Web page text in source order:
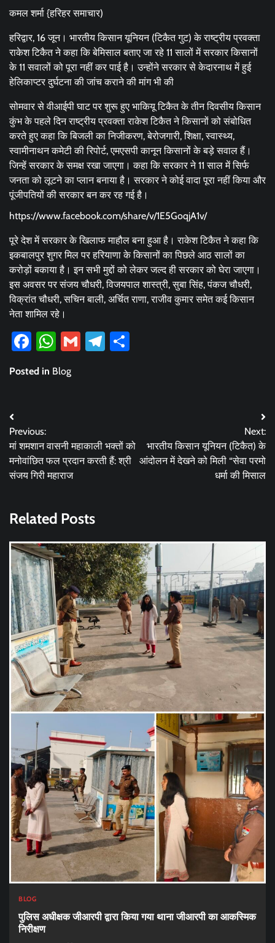
कमल शर्मा {हरिहर समाचार)
हरिद्वार, 16 जून। भारतीय किसान यूनियन (टिकैत गुट) के राष्ट्रीय प्रवक्ता
राकेश टिकैत ने कहा कि बेमिसाल बताए जा रहे 11 सालों में सरकार किसानों
के 11 सवालों को पूरा नहीं कर पाई है। उन्होंने सरकार से केदारनाथ में हुई
हेलिकाप्टर दुर्घटना की जांच कराने की मांग भी की
सोमवार से वीआईपी घाट पर शुरू हुए भाकियू टिकैत के तीन दिवसीय किसान
कुंभ के पहले दिन राष्ट्रीय प्रवक्ता राकेश टिकैत ने किसानों को संबोधित
करते हुए कहा कि बिजली का निजीकरण, बेरोजगारी, शिक्षा, स्वास्थ्य,
स्वामीनाथन कमेटी की रिपोर्ट, एमएसपी कानून किसानों के बड़े सवाल हैं।
जिन्हें सरकार के समक्ष रखा जाएगा। कहा कि सरकार ने 11 साल में सिर्फ
जनता को लूटने का प्लान बनाया है। सरकार ने कोई वादा पूरा नहीं किया और
पूंजीपतियों की सरकार बन कर रह गई है।
https://www.facebook.com/share/v/1E5GoqjA1v/
पूरे देश में सरकार के खिलाफ माहौल बना हुआ है। राकेश टिकैत ने कहा कि
इकबालपुर शुगर मिल पर हरियाणा के किसानों का पिछले आठ सालों का
करोड़ों बकाया है। इन सभी मुद्दों को लेकर जल्द ही सरकार को घेरा जाएगा।
इस अवसर पर संजय चौधरी, विजयपाल शास्त्री, सुबा सिंह, पंकज चौधरी,
विक्रांत चौधरी, सचिन बाली, अर्चित राणा, राजीव कुमार समेत कई किसान
नेता शामिल रहे।
Facebook
WhatsApp
GmailTelegram
Posted in Blog
Post
navigation
Previous:
मां शमशान वासनी महाकाली भक्तों को
मनोवांछित फल प्रदान करती हैं: श्री
संजय गिरी महाराज
Next:
भारतीय किसान यूनियन (टिकैत) के
आंदोलन में देखने को मिली “सेवा परमो
धर्मा की मिसाल
Related Posts
BLOG
पुलिस अधीक्षक जीआरपी द्वारा किया गया थाना जीआरपी का आकस्मिक
निरीक्षण